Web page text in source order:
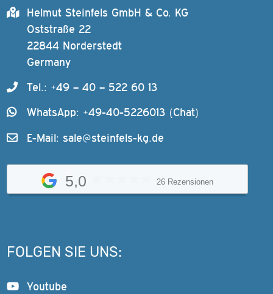
Helmut Steinfels GmbH & Co. KG
Oststraße 22
22844 Norderstedt
Germany
Tel.: +49 – 40 – 522 60 13
WhatsApp: +49-40-5226013 (Chat)
E-Mail: sale@steinfels-kg.de
5,0 26 Rezensionen
FOLGEN SIE UNS:
Youtube